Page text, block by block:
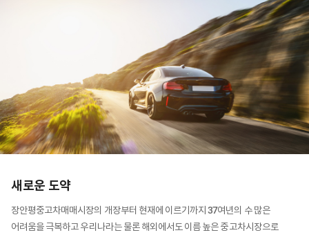
새로운 도약
장안평중고차매매시장의 개장부터 현재에 이르기까지 37여년의 수 많은
어려움을 극복하고 우리나라는 물론 해외에서도 이름 높은 중고차시장으로